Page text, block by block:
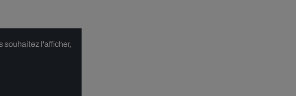
souhaitez l'afficher,